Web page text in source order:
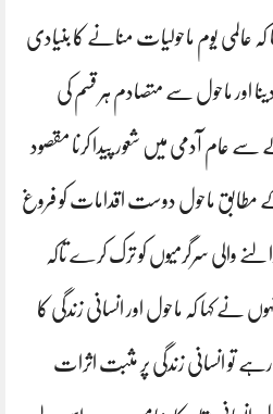
کہ عالمی یوم ماحولیات منانے کا بنیادی
اور ماحول سے متصادم ہر قسم کی
عام آدمی میں شعور پیدا کرنا مقصود
مطابق ماحول دوست اقدامات کو فروغ
والی سرگرمیوں کو ترک کرے تاکہ
نے کہا کہ ماحول اور انسانی زندگی کا
تو انسانی زندگی پر مثبت اثرات